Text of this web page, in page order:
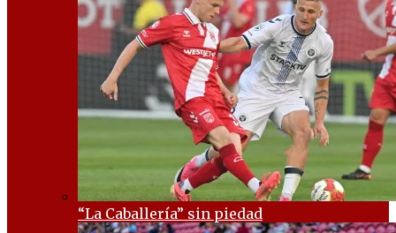
“La Caballería” sin piedad